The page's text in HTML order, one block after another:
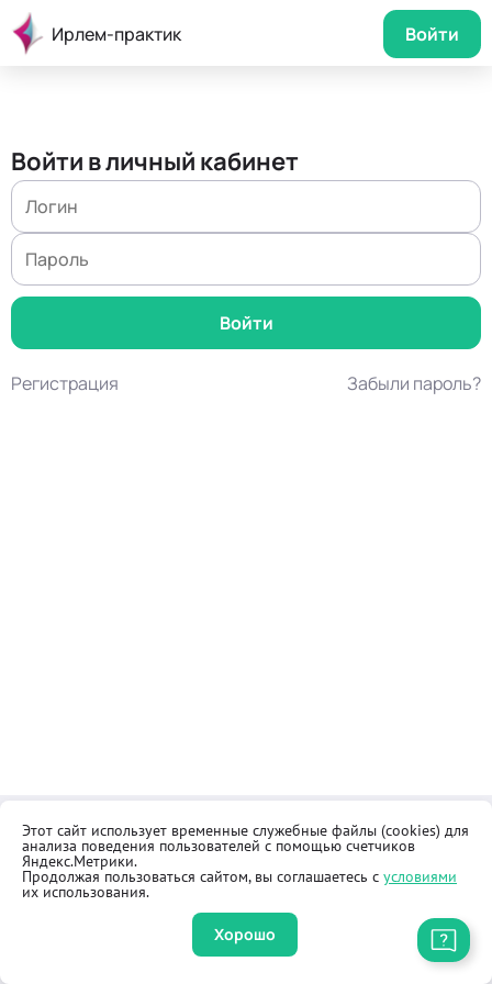
Ирлем-практик Войти
Войти в личный кабинет
Регистрация Забыли пароль?
Контакты
Как купить
Общественная приёмная
Реквизиты
Оферта
Правила продажи товаров
Этот сайт использует временные служебные файлы (cookies) для
анализа поведения пользователей с помощью счетчиков
Яндекс.Метрики.
Продолжая пользоваться сайтом, вы соглашаетесь с условиями
их использования.
Хорошо